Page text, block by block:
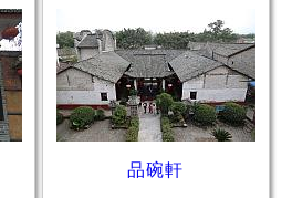
品碗軒